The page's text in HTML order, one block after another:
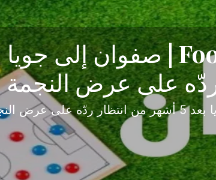
محسن وتنتهي في
الثانية، نجح الإخاء الأهلي عاليه في